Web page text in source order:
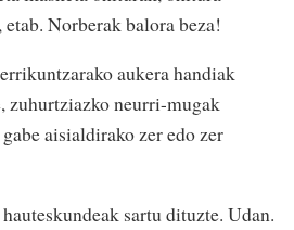
Norberak balora beza!
aukera handiak
zuhurtziazko neurri-mugak
aisialdirako zer edo zer
sartu dituzte. Udan.